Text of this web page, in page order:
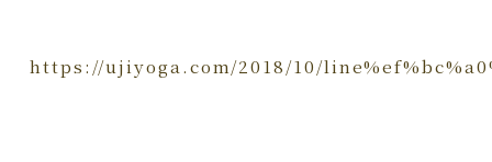
https://ujiyoga.com/2018/10/